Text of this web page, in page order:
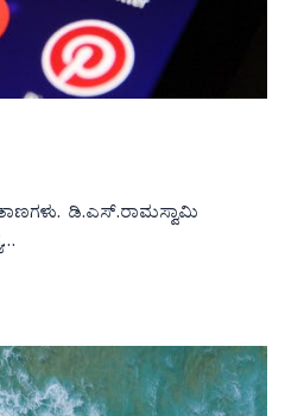
ಡಿ.ಎಸ್.ರಾಮಸ್ವಾಮಿ